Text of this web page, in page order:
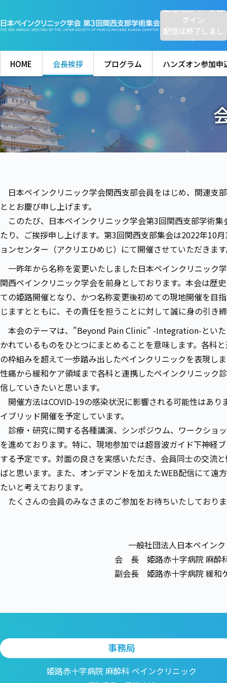
配信特別ページロ
グイン
配信は終了しまし
た
HOME 会長挨拶 プログラム ハンズオン参加申
日本ペインクリニック学会関西支部会員をはじめ、関連支
ととお慶び申し上げます。
このたび、日本ペインクリニック学会第3回関西支部学術
たり、ご挨拶申し上げます。第3回関西支部集会は2022年10
ョンセンター（アクリエひめじ）にて開催させていただきま
一昨年から名称を変更いたしました日本ペインクリニック
関西ペインクリニック学会を前身としております。本会は歴
ての姫路開催となり、かつ名称変更後初めての現地開催を目
じますとともに、その責任を担うことに対して誠に身の引き
本会のテーマは、"Beyond Pain Clinic" -Integration-とい
かれているものをひとつにまとめることを意味します。各科
の枠組みを超えて一歩踏み出したペインクリニックを表現し
性痛から緩和ケア領域まで各科と連携したペインクリニック
信していきたいと思います。
開催方法はCOVID-19の感染状況に影響される可能性はあ
イブリッド開催を予定しています。
診療・研究に関する各種講演、シンポジウム、ワークショ
を進めております。特に、現地参加では超音波ガイド下神経
する予定です。対面の良さを実感いただき、会員同士の交流
ばと思います。また、オンデマンドを加えたWEB配信にて遠
たいと考えております。
たくさんの会員のみなさまのご参加をお待ちいたしており
一般社団法人日本ペイン
会 長 姫路赤十字病院 麻酔
副会長 姫路赤十字病院 緩
事務局
姫路赤十字病院 麻酔科 ペインクリニック